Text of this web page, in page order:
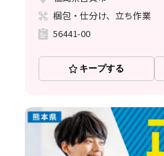
梱包・仕分け、立ち作業
56441-00
キープする